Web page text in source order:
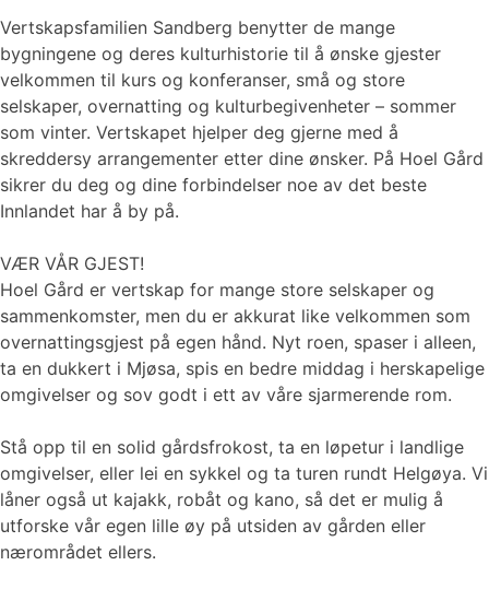
Vertskapsfamilien Sandberg benytter de mange
bygningene og deres kulturhistorie til å ønske gjester
velkommen til kurs og konferanser, små og store
selskaper, overnatting og kulturbegivenheter – sommer
som vinter. Vertskapet hjelper deg gjerne med å
skreddersy arrangementer etter dine ønsker. På Hoel Gård
sikrer du deg og dine forbindelser noe av det beste
Innlandet har å by på.
VÆR VÅR GJEST!
Hoel Gård er vertskap for mange store selskaper og
sammenkomster, men du er akkurat like velkommen som
overnattingsgjest på egen hånd. Nyt roen, spaser i alleen,
ta en dukkert i Mjøsa, spis en bedre middag i herskapelige
omgivelser og sov godt i ett av våre sjarmerende rom.
Stå opp til en solid gårdsfrokost, ta en løpetur i landlige
omgivelser, eller lei en sykkel og ta turen rundt Helgøya. Vi
låner også ut kajakk, robåt og kano, så det er mulig å
utforske vår egen lille øy på utsiden av gården eller
nærområdet ellers.